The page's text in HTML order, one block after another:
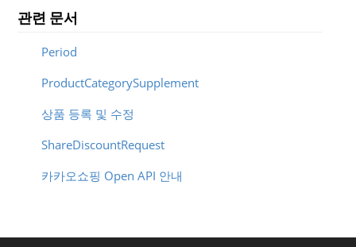
관련 문서
Period
ProductCategorySupplement
상품 등록 및 수정
ShareDiscountRequest
카카오쇼핑 Open API 안내